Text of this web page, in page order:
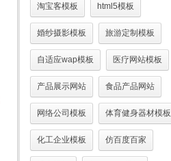
淘宝客模板 html5模板
婚纱摄影模板 旅游定制模板
自适应wap模板 医疗网站模板
产品展示网站 食品产品网站
网络公司模板 体育健身器材模板
化工企业模板 仿百度百家